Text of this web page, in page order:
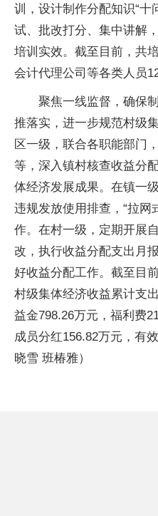
训，设计制作分配知识“十
试、批改打分、集中讲解
培训实效。截至目前，共
会计代理公司等各类人员
聚焦一线监督，确保
推落实，进一步规范村级
区一级，联合各职能部门
等，深入镇村核查收益分
体经济发展成果。在镇一
违规发放使用排查，“拉网
作。在村一级，定期开展
改，执行收益分配支出月
好收益分配工作。截至目
村级集体经济收益累计支
益金798.26万元，福利费
成员分红156.82万元，有
晓雪 班椿雅）